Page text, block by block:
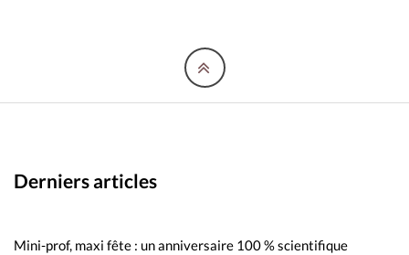
Derniers articles
Mini-prof, maxi fête : un anniversaire 100 % scientifique